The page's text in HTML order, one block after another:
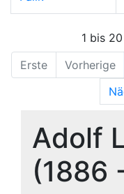
1 bis
Erste
Vorherige
Adolf
(1886